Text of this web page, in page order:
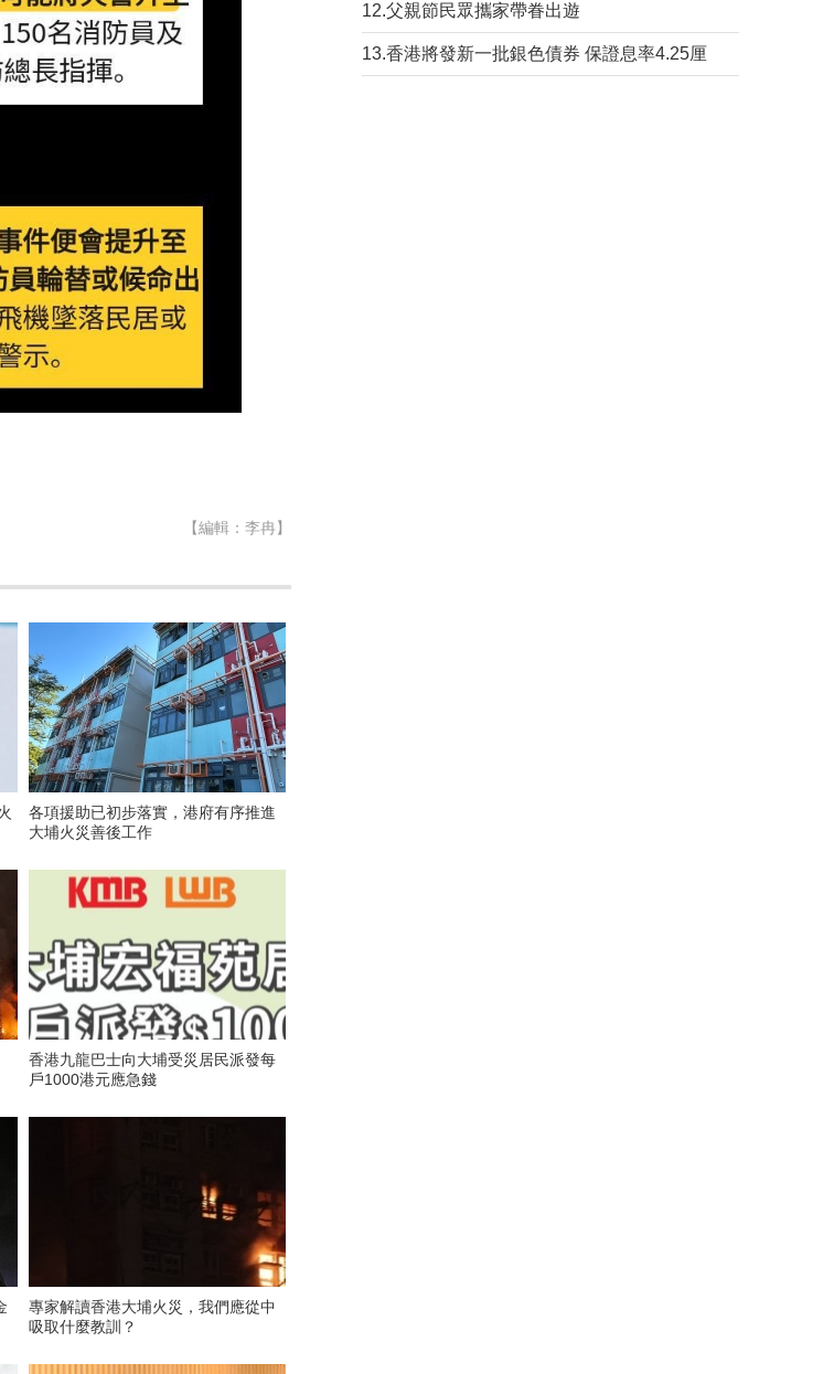
【編輯：李冉】
各項援助已初步落實，港府有序推進
大埔火災善後工作
香港九龍巴士向大埔受災居民派發每
戶1000港元應急錢
專家解讀香港大埔火災，我們應從中
吸取什麼教訓？
12.父親節民眾攜家帶眷出遊
13.香港將發新一批銀色債券 保證息率4.25厘